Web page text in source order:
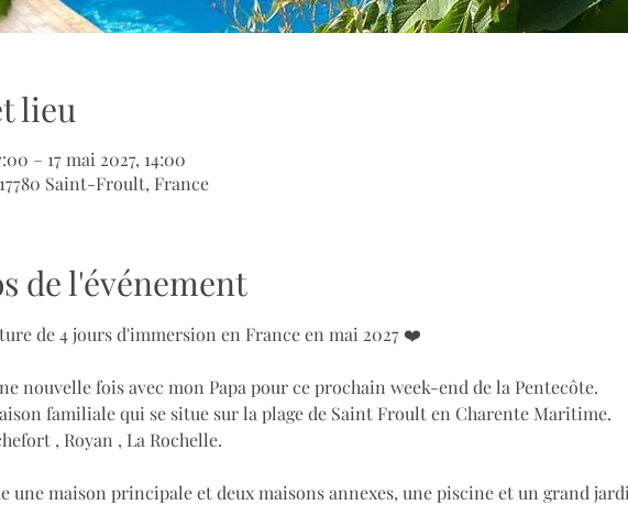
lieu
– 17 mai 2027, 14:00
Saint-Froult, France
de l'événement
de 4 jours d'immersion en France en mai 2027 ❤️
nouvelle fois avec mon Papa pour ce prochain week-end de la Pentecôte.
familiale qui se situe sur la plage de Saint Froult en Charente Maritime.
, Royan , La Rochelle.
une maison principale et deux maisons annexes, une piscine et un grand